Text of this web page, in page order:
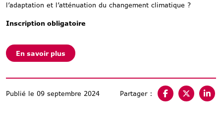
l’adaptation et l’atténuation du changement climatique ?
Inscription obligatoire
En savoir plus
Publié le 09 septembre 2024 Partager :